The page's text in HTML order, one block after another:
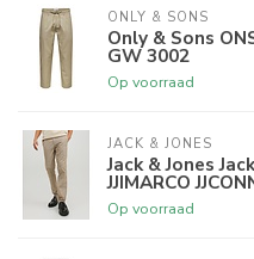
ONLY & SONS
Only & Sons
GW 3002
Op voorraad
JACK & JONES
Jack & Jones
JJIMARCO
Op voorraad